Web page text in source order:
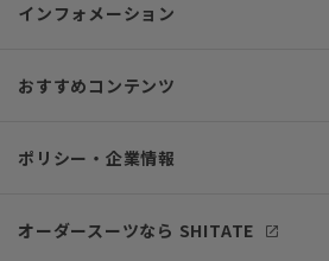
インフォメーション
おすすめコンテンツ
ポリシー・企業情報
オーダースーツなら SHITATE